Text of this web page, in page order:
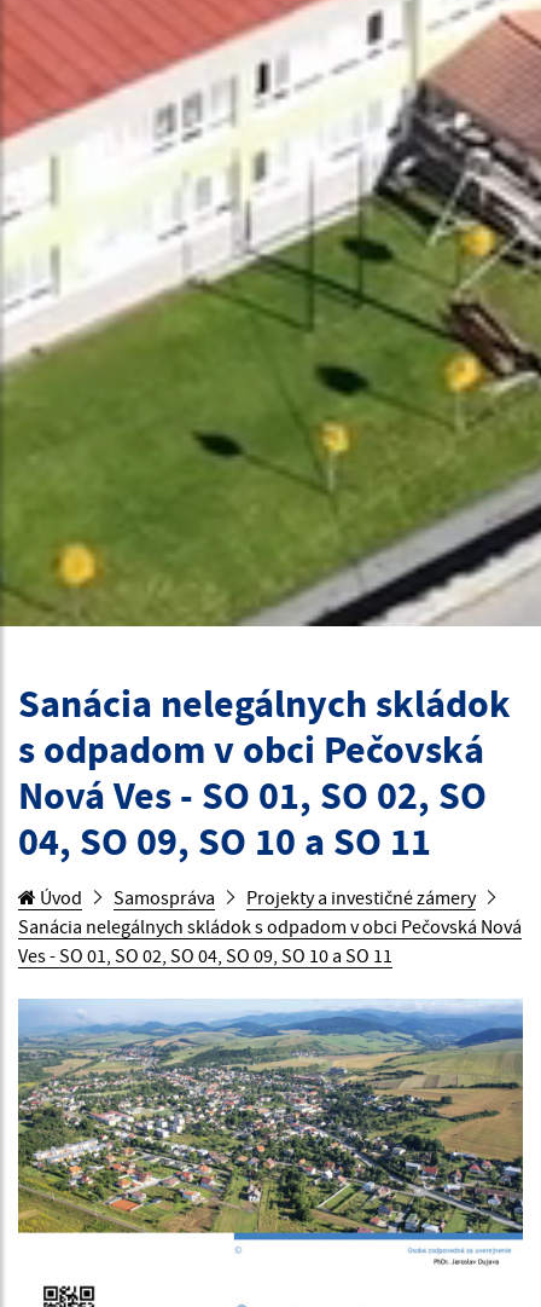
Sanácia nelegálnych skládok
s odpadom v obci Pečovská
Nová Ves - SO 01, SO 02, SO
04, SO 09, SO 10 a SO 11
Úvod Samospráva
Projekty a investičné zámery
Sanácia nelegálnych skládok s odpadom v obci Pečovská Nová
Ves - SO 01, SO 02, SO 04, SO 09, SO 10 a SO 11